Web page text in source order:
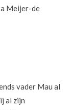
Meijer-de
vader Mau al
al zijn